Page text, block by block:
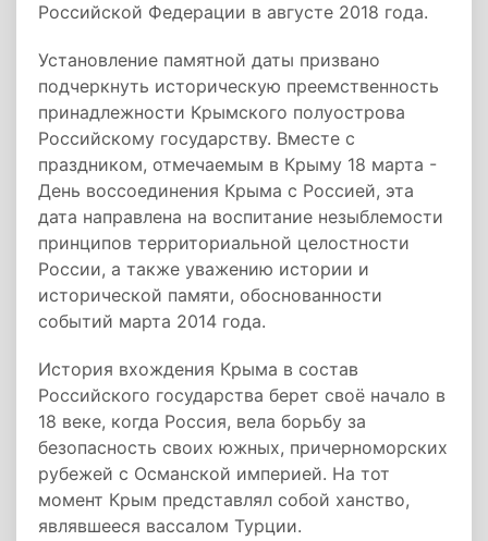
Российской Федерации в августе 2018 года.
Установление памятной даты призвано
подчеркнуть историческую преемственность
принадлежности Крымского полуострова
Российскому государству. Вместе с
праздником, отмечаемым в Крыму 18 марта -
День воссоединения Крыма с Россией, эта
дата направлена на воспитание незыблемости
принципов территориальной целостности
России, а также уважению истории и
исторической памяти, обоснованности
событий марта 2014 года.
История вхождения Крыма в состав
Российского государства берет своё начало в
18 веке, когда Россия, вела борьбу за
безопасность своих южных, причерноморских
рубежей с Османской империей. На тот
момент Крым представлял собой ханство,
являвшееся вассалом Турции.